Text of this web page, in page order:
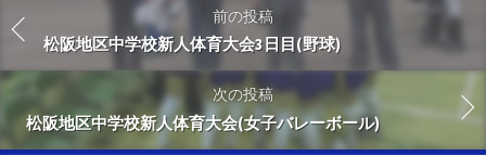
前の投稿
松阪地区中学校新人体育大会3日目(野球)
次の投稿
松阪地区中学校新人体育大会(女子バレーボール)